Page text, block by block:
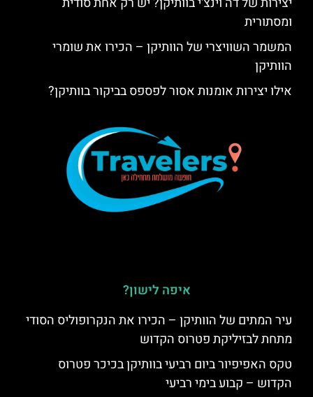
ומסתורית
המשמר השוויצרי של הוותיקן – הכירו את שומרי
הוותיקן
אילו יצירות אומנות אסור לפספס בביקור בוותיקן?
איפה לישון?
עיר המתים של הוותיקן – הכירו את הנקרופוליס הסודי
מתחת לבזיליקת פטרוס הקדוש
טקס האפיפיור ביום רביעי בוותיקן בכיכר פטרוס
הקדוש – קבוע בימי רביעי